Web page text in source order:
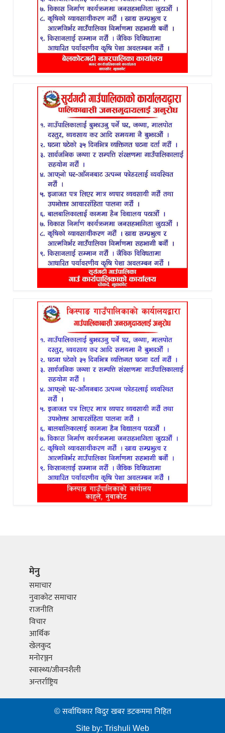
मेनु
समाचार
नुवाकोट समाचार
राजनीति
विचार
आर्थिक
खेलकुद
मनोरञ्जन
स्वास्थ्य/जीवनशैली
अन्तर्राष्ट्रिय
© सर्वाधिकार विदुर खबर डटकममा निहित
Site by:Trishuli Web